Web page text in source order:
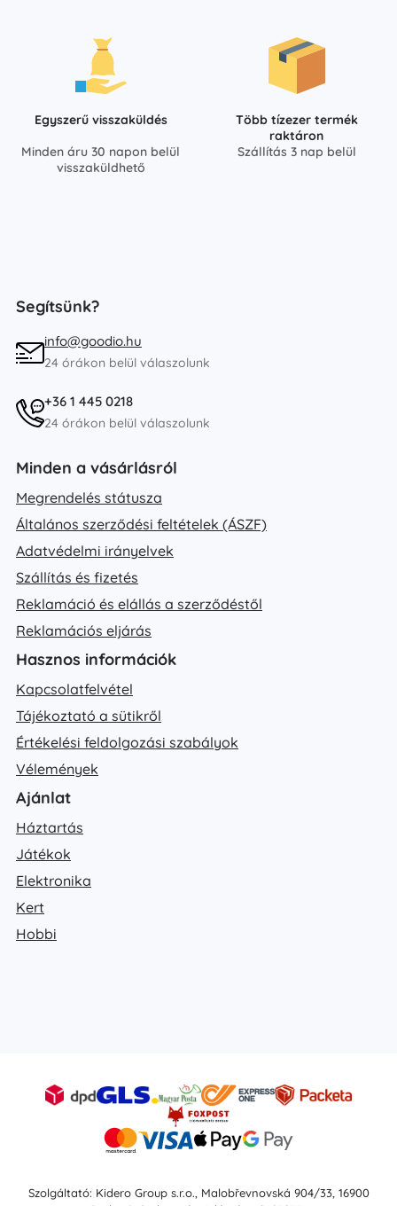
Egyszerű visszaküldés
Minden áru 30 napon belül
visszaküldhető
Több tízezer termék
raktáron
Szállítás 3 nap belül
Segítsünk?
info@goodio.hu
24 órákon belül válaszolunk
+36 1 445 0218
24 órákon belül válaszolunk
Minden a vásárlásról
Megrendelés státusza
Általános szerződési feltételek (ÁSZF)
Adatvédelmi irányelvek
Szállítás és fizetés
Reklamáció és elállás a szerződéstől
Reklamációs eljárás
Hasznos információk
Kapcsolatfelvétel
Tájékoztató a sütikről
Értékelési feldolgozási szabályok
Vélemények
Ajánlat
Háztartás
Játékok
Elektronika
Kert
Hobbi
Szolgáltató: Kidero Group s.r.o., Malobřevnovská 904/33, 16900